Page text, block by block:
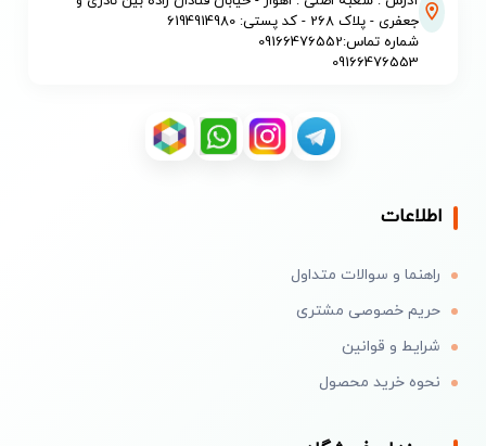
جعفری - پلاک 268 - کد پستی: 6194914980
شماره تماس:09166476552
09166476553
اطلاعات
راهنما و سوالات متداول
حریم خصوصی مشتری
شرایط و قوانین
نحوه خرید محصول